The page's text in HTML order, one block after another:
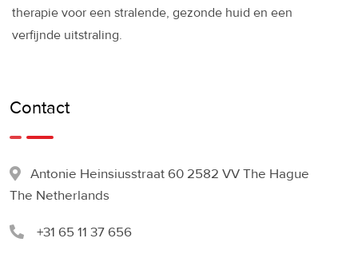
therapie voor een stralende, gezonde huid en een
verfijnde uitstraling.
Contact
Antonie Heinsiusstraat 60 2582 VV The Hague
The Netherlands
+31 65 11 37 656